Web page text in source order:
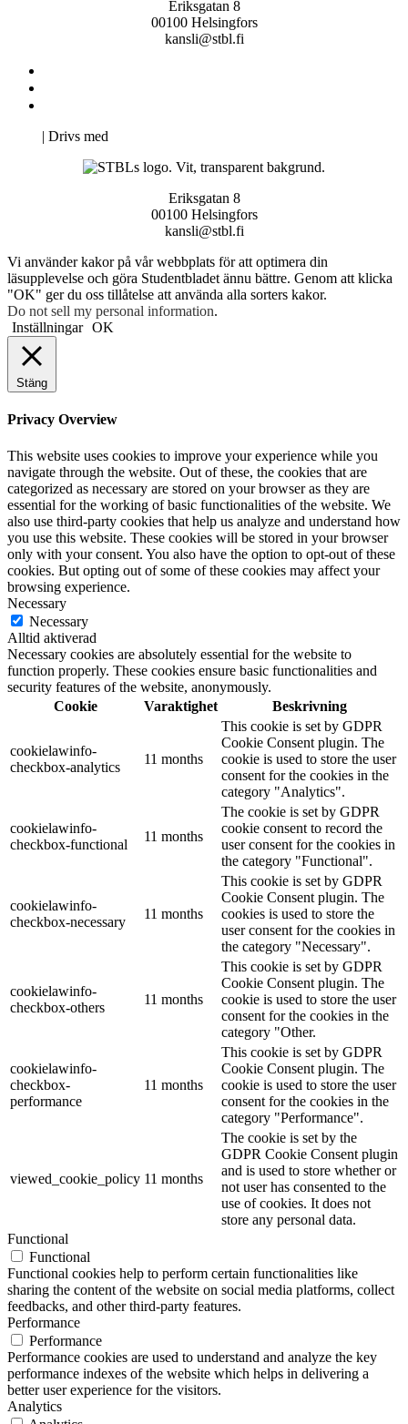
Eriksgatan 8
00100 Helsingfors
kansli@stbl.fi
| Drivs med
Eriksgatan 8
00100 Helsingfors
kansli@stbl.fi
Vi använder kakor på vår webbplats för att optimera din
läsupplevelse och göra Studentbladet ännu bättre. Genom att klicka
"OK" ger du oss tillåtelse att använda alla sorters kakor.
Do not sell my personal information.
Inställningar OK
Stäng
Privacy Overview
This website uses cookies to improve your experience while you
navigate through the website. Out of these, the cookies that are
categorized as necessary are stored on your browser as they are
essential for the working of basic functionalities of the website. We
also use third-party cookies that help us analyze and understand how
you use this website. These cookies will be stored in your browser
only with your consent. You also have the option to opt-out of these
cookies. But opting out of some of these cookies may affect your
browsing experience.
Necessary
Necessary
Alltid aktiverad
Necessary cookies are absolutely essential for the website to
function properly. These cookies ensure basic functionalities and
security features of the website, anonymously.
Cookie
Varaktighet Beskrivning
cookielawinfo-
checkbox-analytics
11 months
This cookie is set by GDPR
Cookie Consent plugin. The
cookie is used to store the user
consent for the cookies in the
category "Analytics".
cookielawinfo-
checkbox-functional
11 months
The cookie is set by GDPR
cookie consent to record the
user consent for the cookies in
the category "Functional".
cookielawinfo-
checkbox-necessary
11 months
This cookie is set by GDPR
Cookie Consent plugin. The
cookies is used to store the
user consent for the cookies in
the category "Necessary".
cookielawinfo-
checkbox-others
11 months
This cookie is set by GDPR
Cookie Consent plugin. The
cookie is used to store the user
consent for the cookies in the
category "Other.
cookielawinfo-
checkbox-
performance
11 months
This cookie is set by GDPR
Cookie Consent plugin. The
cookie is used to store the user
consent for the cookies in the
category "Performance".
viewed_cookie_policy 11 months
The cookie is set by the
GDPR Cookie Consent plugin
and is used to store whether or
not user has consented to the
use of cookies. It does not
store any personal data.
Functional
Functional
Functional cookies help to perform certain functionalities like
sharing the content of the website on social media platforms, collect
feedbacks, and other third-party features.
Performance
Performance
Performance cookies are used to understand and analyze the key
performance indexes of the website which helps in delivering a
better user experience for the visitors.
Analytics